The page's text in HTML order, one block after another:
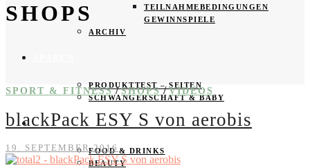
TEILNAHMEBEDINGUNGEN
GEWINNSPIELE
ARCHIV
PRODUKTTEST – SEITEN
SCHWANGERSCHAFT & BABY
PRODUKTTESTER GESUCHT
FOOD & DRINKS
BEAUTY
SHOPS
SPORT & FITNESS / SHOPS / VIDEOS
blackPack ESY S von aerobis
19. SEPTEMBER 2016